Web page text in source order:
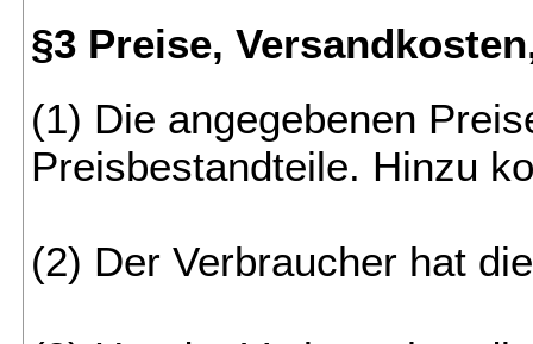
§3 Preise,
(1) Die angegebenen
Preisbestandteile. Hinzu
(2) Der Verbraucher hat